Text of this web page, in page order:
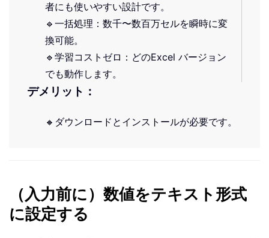
者にも使いやすい設計です。
🔹一括処理：数千〜数百万セルを瞬時に変
換可能。
🔹学習コストゼロ：どのExcel バージョン
でも動作します。
デメリット：
🔸ダウンロードとインストールが必要です。
（入力前に）数値をテキスト形式
に設定する